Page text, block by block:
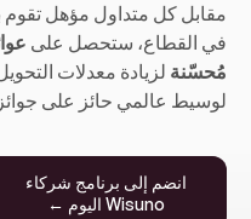
مقابل كل متداول مؤهل تقوم
في القطاع، ستحصل على
مُحسّنة لزيادة معدلات
لوسيط عالمي حائز على
انضم إلى برنامج شركاء
Wisuno اليوم ←